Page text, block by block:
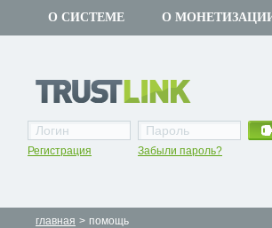
О СИСТЕМЕ О
Регистрация Забыли пароль?
главная > помощь